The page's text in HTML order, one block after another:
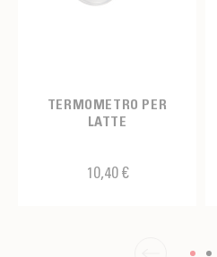
TERMOMETRO PER
LATTE
10,40 €